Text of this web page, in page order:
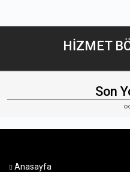
HİZMET
Son
Anasayfa